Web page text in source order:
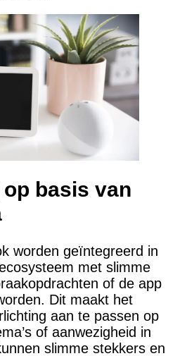
basis van
worden geïntegreerd in
met slimme
of de app
Dit maakt het
aan te passen op
of aanwezigheid in
slimme stekkers en